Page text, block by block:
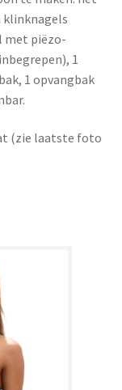
klinknagels
met piëzo-
1
1 opvangbak
(zie laatste foto